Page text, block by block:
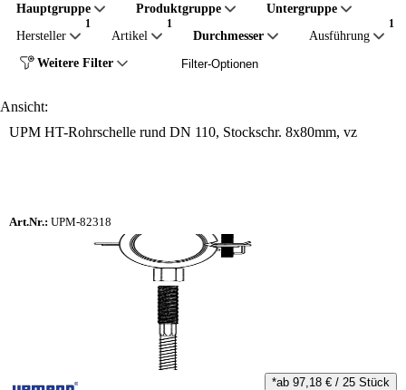
Hauptgruppe Produktgruppe
Untergruppe
Hersteller
Artikel Durchmesser
Ausführung
Weitere Filter
Filter-Optionen
Ansicht:
UPM HT-Rohrschelle rund DN 110, Stockschr. 8x80mm, vz
Art.Nr.: UPM-82318
*ab 97,18 €/ 25 Stück